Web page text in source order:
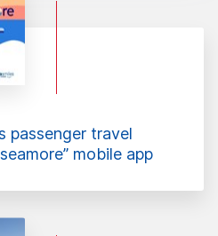
passenger travel
mobile app